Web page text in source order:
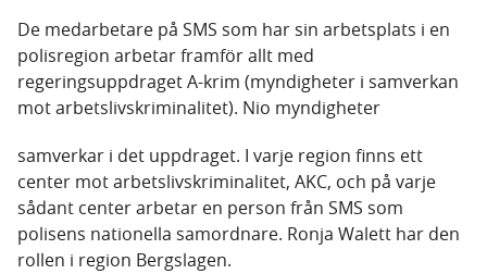
De medarbetare på SMS som har sin arbetsplats i en
polisregion arbetar framför allt med
regeringsuppdraget A-krim (myndigheter i samverkan
mot arbetslivskriminalitet). Nio myndigheter
samverkar i det uppdraget. I varje region finns ett
center mot arbetslivskriminalitet, AKC, och på varje
sådant center arbetar en person från SMS som
polisens nationella samordnare. Ronja Walett har den
rollen i region Bergslagen.